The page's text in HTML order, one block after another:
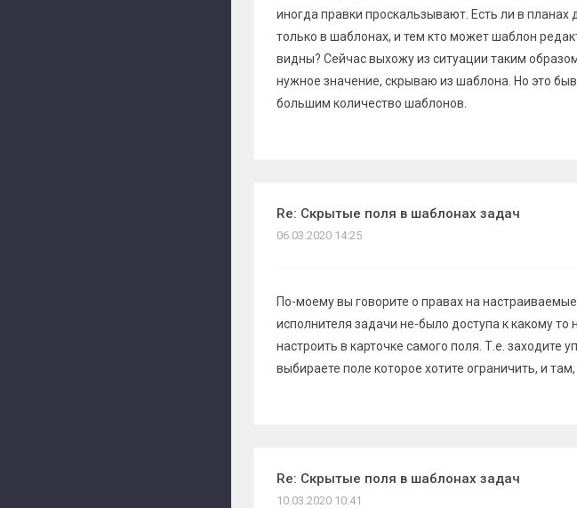
иногда правки проскальзывают. Есть ли в
только в шаблонах, и тем кто может шаблон
видны? Сейчас выхожу из ситуации таким
нужное значение, скрываю из шаблона. Но это
большим количество шаблонов.
Re: Скрытые поля в шаблонах задач
06.03.2020 14:25
По-моему вы говорите о правах на
исполнителя задачи не-было доступа к какому
настроить в карточке самого поля. Т.е. заходите
выбираете поле которое хотите ограничить, и
Re: Скрытые поля в шаблонах задач
10.03.2020 10:41